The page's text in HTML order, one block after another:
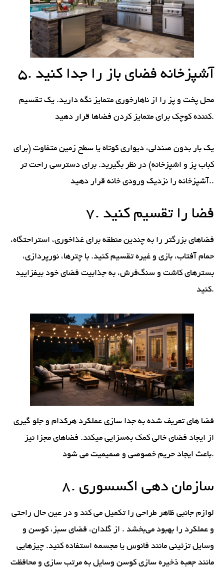
5. آشپزخانه فضای باز را جدا کنید
محل پخت و پز را از ناهارخوری متمایز نگه دارید. یک تقسیم
کننده کوچک برای متمایز کردن فضاها قرار دهید.
یک بار بدون صندلی، دیواری کوتاه یا سطح زمین متفاوت (برای
کباب پز و اشپزخانه) در نظر بگیرید. برای دسترسی راحت تر
آشپزخانه را نزدیک ورودی خانه قرار دهید..
7. فضا را تقسیم کنید
فضاهای بزرگتر را به چندین منطقه برای غذاخوری، استراحتگاه،
حمام آفتاب، بازی و غیره تقسیم کنید. با چترها، نورپردازی،
بسترهای کاشت و سنگ‌فرش، به جذابیت فضای خود بیفزایید
کنید.
فضا های تعریف شده به جدا سازی عملکرد هرکدام و جلو گیری
از ایجاد فضای خالی کمک به‌سزایی میکند. فضاهای مجزا نیز
باعث ایجاد حریم خصوصی و صمیمیت می شود.
8. سازمان دهی اکسسوری
لوازم جانبی ظاهر طراحی را تکمیل می کند و در عین حال راحتی
و عملکرد را بهبود می‌بخشد . از گلدان، فضای سبز، کوسن و
وسایل تزئینی مانند فانوس یا مجسمه استفاده کنید. چیزهایی
مانند جعبه ذخیره سازی کوسن وسایل به مرتب سازی و محافظت